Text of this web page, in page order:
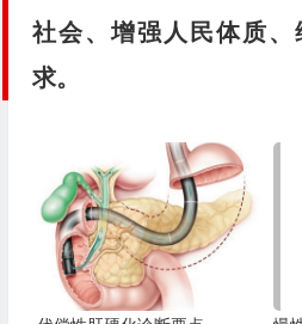
社会、增强人民体质
求。